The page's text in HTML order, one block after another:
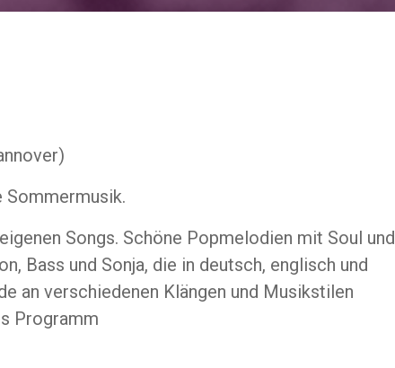
Sommermusik.
Songs. Schöne Popmelodien mit Soul und
Bass und Sonja, die in deutsch, englisch und
an verschiedenen Klängen und Musikstilen
Programm